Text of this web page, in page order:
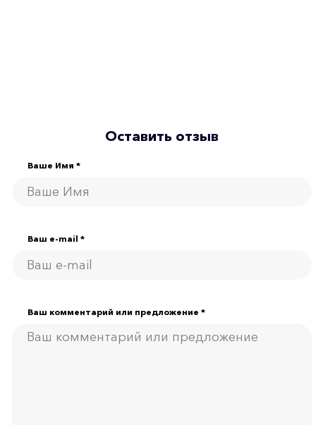
Оставить отзыв
Ваше Имя *
Ваш e-mail *
Ваш комментарий или предложение *